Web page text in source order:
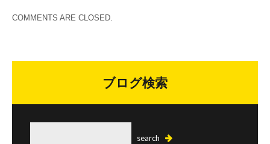
COMMENTS ARE CLOSED.
ブログ検索